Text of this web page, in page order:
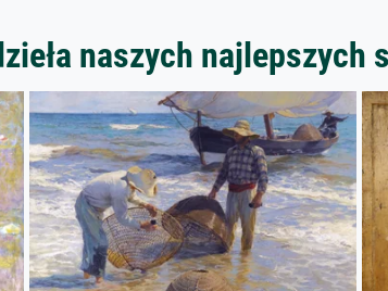
naszych najlepszych